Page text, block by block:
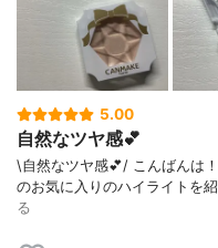
5.00
自然なツヤ感💕
\自然なツヤ感💕/ こんばんは
のお気に入りのハイライ
る